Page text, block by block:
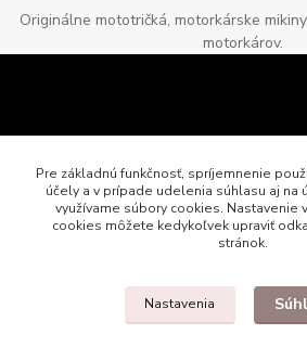
Originálne mototričká, motorkárske
motorkárov.
Pre základnú funkčnosť, spríjemnenie
účely a v prípade udelenia súhlasu aj na
využívame súbory cookies. Nastavenie
cookies môžete kedykoľvek upraviť
stránok.
Nastavenia